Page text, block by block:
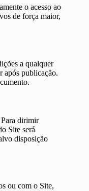
o acesso ao
de força maior,
a qualquer
após publicação.
Para dirimir
Site será
disposição
ou com o Site,